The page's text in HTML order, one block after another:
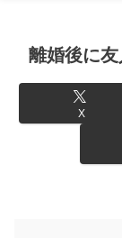
離婚後に
X